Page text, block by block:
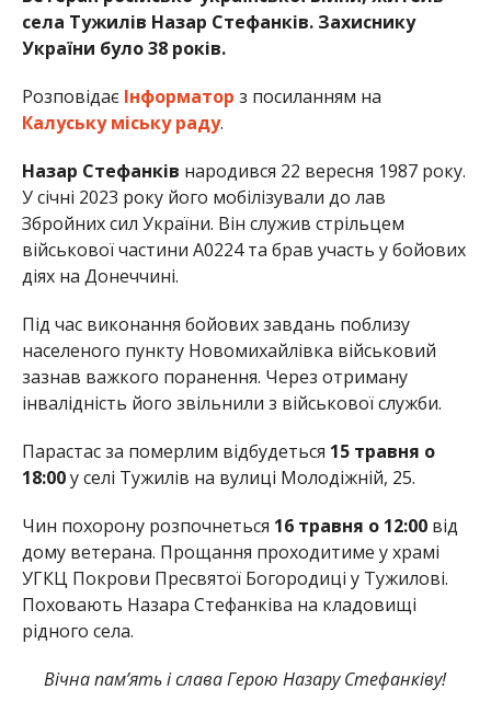
села Тужилів Назар Стефанків. Захиснику
України було 38 років.
Розповідає Інформатор з посиланням на
Калуську міську раду.
Назар Стефанків народився 22 вересня 1987 року.
У січні 2023 року його мобілізували до лав
Збройних сил України. Він служив стрільцем
військової частини А0224 та брав участь у бойових
діях на Донеччині.
Під час виконання бойових завдань поблизу
населеного пункту Новомихайлівка військовий
зазнав важкого поранення. Через отриману
інвалідність його звільнили з військової служби.
Парастас за померлим відбудеться 15 травня о
18:00у селі Тужилів на вулиці Молодіжній, 25.
Чин похорону розпочнеться 16 травня о 12:00від
дому ветерана. Прощання проходитиме у храмі
УГКЦ Покрови Пресвятої Богородиці у Тужилові.
Поховають Назара Стефанківа на кладовищі
рідного села.
Вічна пам’ять і слава Герою Назару Стефанківу!